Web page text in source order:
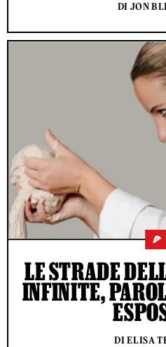
DI JON
🍕
LE STRADE
INFINITE,
DI ELISA